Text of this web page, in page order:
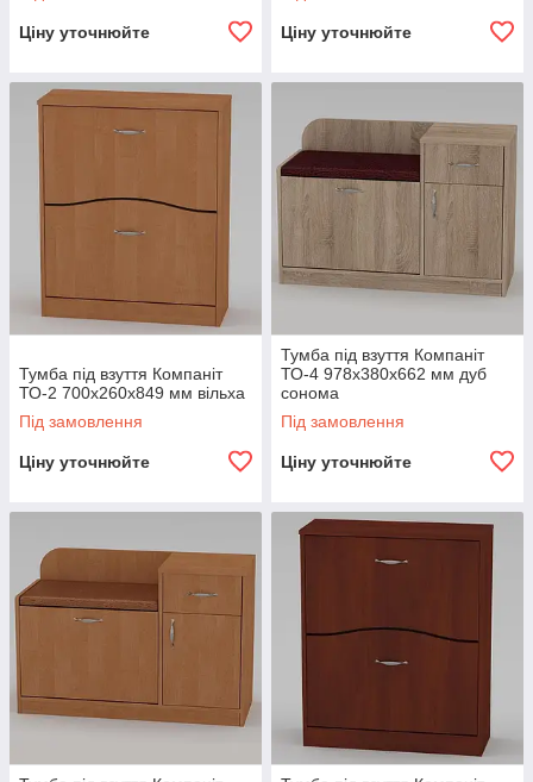
Ціну уточнюйте Ціну уточнюйте
Тумба під взуття Компаніт
ТО-2 700х260х849 мм вільха
Під замовлення
Ціну уточнюйте
Тумба під взуття Компаніт
ТО-4 978х380х662 мм дуб
сонома
Під замовлення
Ціну уточнюйте